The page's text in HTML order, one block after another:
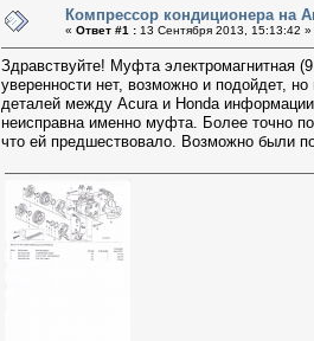
Компрессор кондиционера на
« Ответ #1 : 13 Сентября 2013, 15:13:42 »
Здравствуйте! Муфта электромагнитная
уверенности нет, возможно и подойдет,
деталей между Acura и Honda
неисправна именно муфта. Более точно
что ей предшествовало. Возможно были